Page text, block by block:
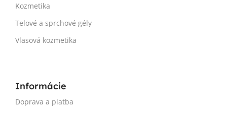
Kozmetika
Telové a sprchové gély
Vlasová kozmetika
Informácie
Doprava a platba